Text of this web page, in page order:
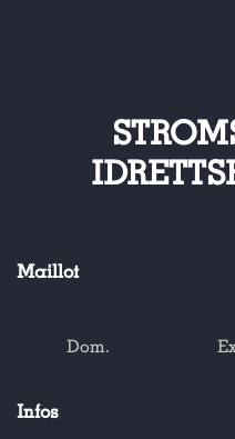
Maillot
Dom.
Infos